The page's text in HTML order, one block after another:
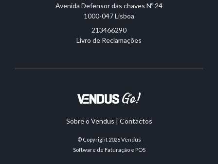
Avenida Defensor das chaves Nº 24
1000-047 Lisboa
213466290
Livro de Reclamações
Sobre o Vendus | Contactos
© Copyright 2026Vendus
Software de Faturação e POS